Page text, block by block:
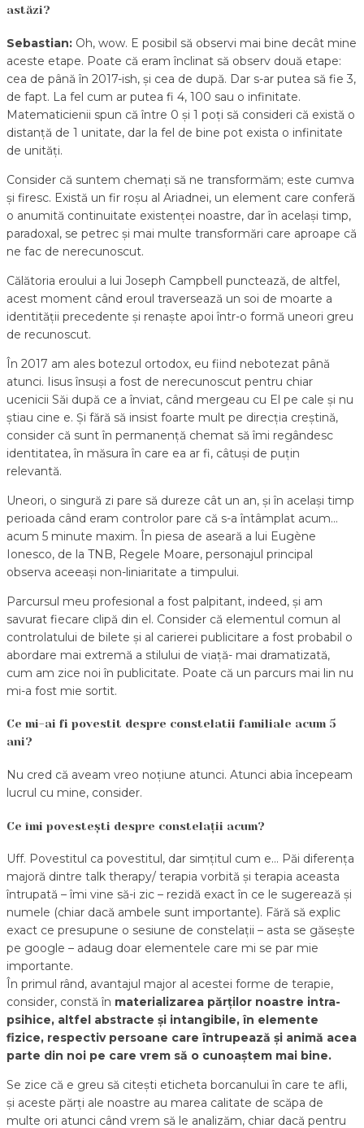
astăzi?
Sebastian: Oh, wow. E posibil să observi mai bine decât mine
aceste etape. Poate că eram înclinat să observ două etape:
cea de până în 2017-ish, și cea de după. Dar s-ar putea să fie 3,
de fapt. La fel cum ar putea fi 4, 100 sau o infinitate.
Matematicienii spun că între 0 și 1 poți să consideri că există o
distanță de 1 unitate, dar la fel de bine pot exista o infinitate
de unități.
Consider că suntem chemați să ne transformăm; este cumva
și firesc. Există un fir roșu al Ariadnei, un element care conferă
o anumită continuitate existenței noastre, dar în același timp,
paradoxal, se petrec și mai multe transformări care aproape că
ne fac de nerecunoscut.
Călătoria eroului a lui Joseph Campbell punctează, de altfel,
acest moment când eroul traversează un soi de moarte a
identității precedente și renaște apoi într-o formă uneori greu
de recunoscut.
În 2017 am ales botezul ortodox, eu fiind nebotezat până
atunci. Iisus însuși a fost de nerecunoscut pentru chiar
ucenicii Săi după ce a înviat, când mergeau cu El pe cale și nu
știau cine e. Și fără să insist foarte mult pe direcția creștină,
consider că sunt în permanență chemat să îmi regândesc
identitatea, în măsura în care ea ar fi, câtuși de puțin
relevantă.
Uneori, o singură zi pare să dureze cât un an, și în același timp
perioada când eram controlor pare că s-a întâmplat acum…
acum 5 minute maxim. În piesa de aseară a lui Eugène
Ionesco, de la TNB, Regele Moare, personajul principal
observa aceeași non-liniaritate a timpului.
Parcursul meu profesional a fost palpitant, indeed, și am
savurat fiecare clipă din el. Consider că elementul comun al
controlatului de bilete și al carierei publicitare a fost probabil o
abordare mai extremă a stilului de viață- mai dramatizată,
cum am zice noi în publicitate. Poate că un parcurs mai lin nu
mi-a fost mie sortit.
Ce mi-ai fi povestit despre constelatii familiale acum 5
ani?
Nu cred că aveam vreo noțiune atunci. Atunci abia începeam
lucrul cu mine, consider.
Ce îmi povestești despre constelații acum?
Uff. Povestitul ca povestitul, dar simțitul cum e… Păi diferența
majoră dintre talk therapy/ terapia vorbită și terapia aceasta
întrupată – îmi vine să-i zic – rezidă exact în ce le sugerează și
numele (chiar dacă ambele sunt importante). Fără să explic
exact ce presupune o sesiune de constelații – asta se găsește
pe google – adaug doar elementele care mi se par mie
importante.
În primul rând, avantajul major al acestei forme de terapie,
consider, constă în materializarea părților noastre intra-
psihice, altfel abstracte și intangibile, în elemente
fizice, respectiv persoane care întrupează și animă acea
parte din noi pe care vrem să o cunoaștem mai bine.
Se zice că e greu să citești eticheta borcanului în care te afli,
și aceste părți ale noastre au marea calitate de scăpa de
multe ori atunci când vrem să le analizăm, chiar dacă pentru